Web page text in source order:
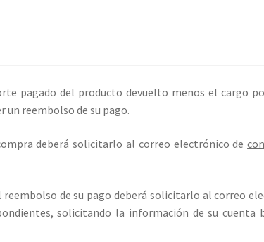
pagado del producto devuelto menos el cargo
reembolso de su pago.
deberá solicitarlo al correo electrónico de
reembolso de su pago deberá solicitarlo al correo
solicitando la información de su cuenta